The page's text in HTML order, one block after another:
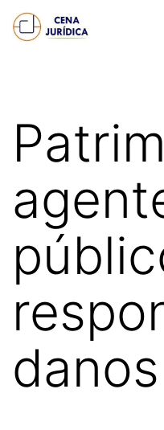
Pular
para
Cena
danos